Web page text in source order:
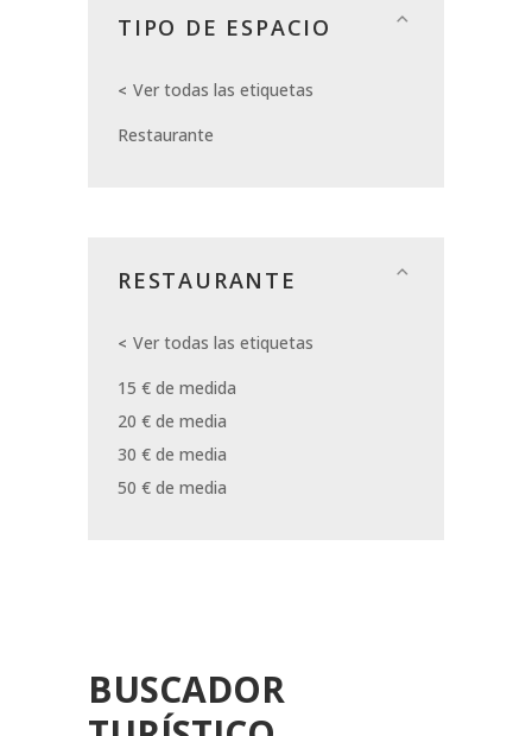
TIPO DE ESPACIO
Ver todas las etiquetas
Restaurante
RESTAURANTE
Ver todas las etiquetas
15 € de medida
20 € de media
30 € de media
50 € de media
BUSCADOR